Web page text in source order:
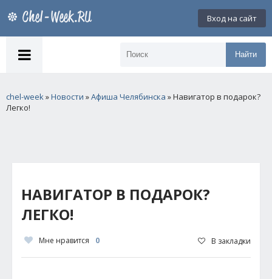
Вход на сайт
Найти
chel-week»Новости »Афиша Челябинска » Навигатор в подарок?
Легко!
НАВИГАТОР В ПОДАРОК?
ЛЕГКО!
Мне нравится 0 В закладки